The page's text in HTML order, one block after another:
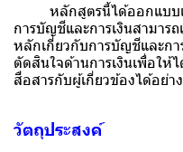
หลักสูตรนี้ได้ออกแบบเ
การบัญชีและการเงินสามาร
หลักเกี่ยวกับการบัญชีและกา
ตัดสินใจด้านการเงินเพื่อใ
สื่อสารกับผู้เกี่ยวข้องได้อย่า
วัตถุประสงค์